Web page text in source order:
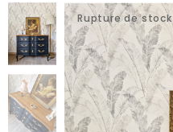
Rupture de stock